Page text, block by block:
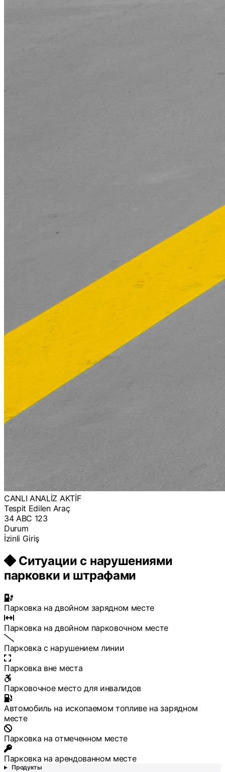
CANLI ANALİZ AKTİF
Tespit Edilen Araç
34 ABC 123
Durum
İzinli Giriş
Ситуации с нарушениями
парковки и штрафами
Парковка на двойном зарядном месте
Парковка на двойном парковочном месте
Парковка с нарушением линии
Парковка вне места
Парковочное место для инвалидов
Автомобиль на ископаемом топливе на зарядном
месте
Парковка на отмеченном месте
Парковка на арендованном месте
Продукты